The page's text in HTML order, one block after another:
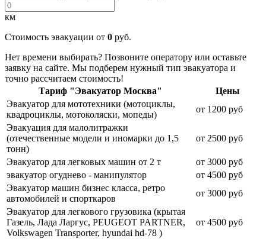
км
Стоимость эвакуации от 0 руб.
Нет времени выбирать? Позвоните оператору или оставьте
заявку на сайте. Мы подберем нужный тип эвакуатора и
точно рассчитаем стоимость!
Тариф "Эвакуатор Москва"
Цены
Эвакуатор для мототехники (мотоциклы,
квадроциклы, мотоколяски, мопеды)
от 1200 руб
Эвакуация для малолитражки
(отечественные модели и иномарки до 1,5
тонн)
от 2500 руб
Эвакуатор для легковых машин от 2 т
от 3000 руб
эвакуатор огуднево - манипулятор
от 4500 руб
Эвакуатор машин бизнес класса, ретро
автомобилей и спорткаров
от 3000 руб
Эвакуатор для легкового грузовика (крытая
Газель, Лада Ларгус, PEUGEOT PARTNER,
Volkswagen Transporter, hyundai hd-78 )
от 4500 руб